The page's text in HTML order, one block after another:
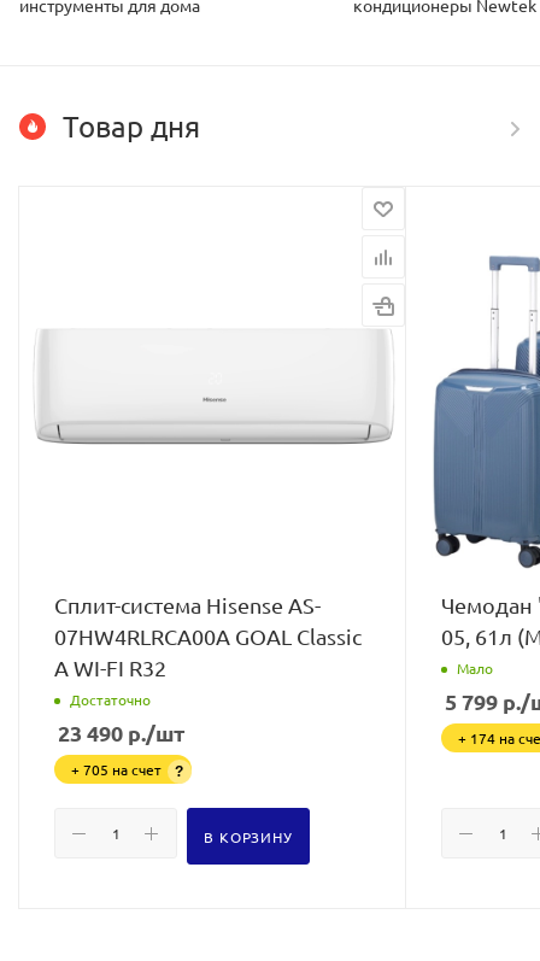
инструменты для дома
кондиционеры Newtek
Товар дня
Сплит-система Hisense AS-
07HW4RLRCA00A GOAL Classic
A WI-FI R32
Достаточно
23 490 р./шт
+ 705 на счет ?
В КОРЗИНУ
Чемодан
05, 61л
Мало
5 799 р./
+ 174 на